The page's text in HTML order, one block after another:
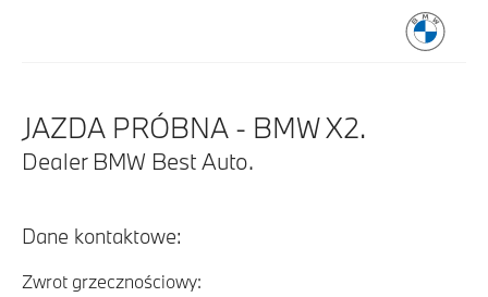
JAZDA PRÓBNA - BMW X2.
Dealer BMW Best Auto.
Dane kontaktowe:
Zwrot grzecznościowy: